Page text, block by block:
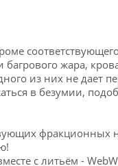
багрового жара,
из них не дает
в безумии,
фракционных
с литьём -